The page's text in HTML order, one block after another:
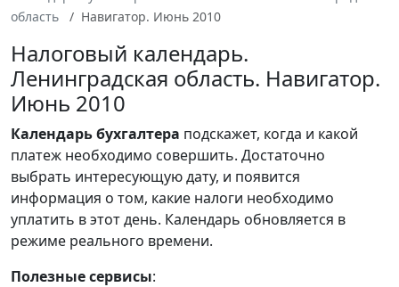
область
Навигатор. Июнь 2010
Налоговый календарь.
Ленинградская область. Навигатор.
Июнь 2010
Календарьбухгалтера подскажет, когда и какой
платеж необходимо совершить. Достаточно
выбрать интересующую дату, и появится
информация о том, какие налоги необходимо
уплатить в этот день. Календарь обновляется в
режиме реального времени.
Полезные сервисы: